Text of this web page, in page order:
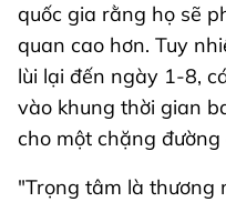
quốc gia rằng họ sẽ
quan cao hơn. Tuy
lùi lại đến ngày 1-8,
vào khung thời gian
cho một chặng
"Trọng tâm là thương